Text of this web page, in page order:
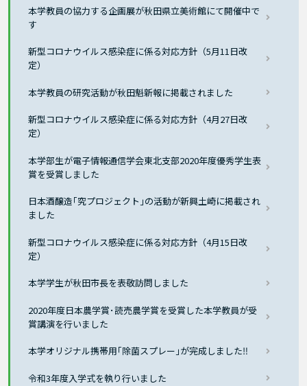
本学教員の協力する企画展が秋田県立美術館にて開催中で
す
新型コロナウイルス感染症に係る対応方針（5月11日改
定）
本学教員の研究活動が秋田魁新報に掲載されました
新型コロナウイルス感染症に係る対応方針（4月27日改
定）
本学部生が電子情報通信学会東北支部2020年度優秀学生表
賞を受賞しました
日本酒醸造｢究プロジェクト｣の活動が新興土崎に掲載され
ました
新型コロナウイルス感染症に係る対応方針（4月15日改
定）
本学学生が秋田市長を表敬訪問しました
2020年度日本農学賞･読売農学賞を受賞した本学教員が受
賞講演を行いました
本学オリジナル携帯用｢除菌スプレー｣が完成しました‼
令和3年度入学式を執り行いました